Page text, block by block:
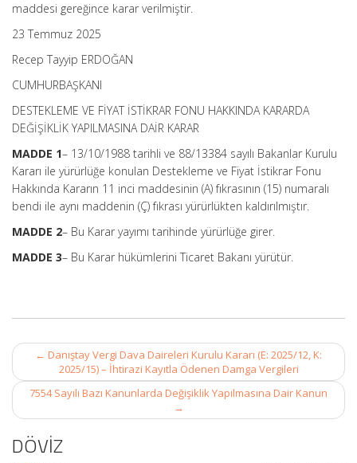
maddesi gereğince karar verilmiştir.
23 Temmuz 2025
Recep Tayyip ERDOĞAN
CUMHURBAŞKANI
DESTEKLEME VE FİYAT İSTİKRAR FONU HAKKINDA KARARDA
DEĞİŞİKLİK YAPILMASINA DAİR KARAR
MADDE 1– 13/10/1988 tarihli ve 88/13384 sayılı Bakanlar Kurulu
Kararı ile yürürlüğe konulan Destekleme ve Fiyat İstikrar Fonu
Hakkında Kararın 11 inci maddesinin (A) fıkrasının (15) numaralı
bendi ile aynı maddenin (Ç) fıkrası yürürlükten kaldırılmıştır.
MADDE 2– Bu Karar yayımı tarihinde yürürlüğe girer.
MADDE 3– Bu Karar hükümlerini Ticaret Bakanı yürütür.
Post
navigation
← Danıştay Vergi Dava Daireleri Kurulu Kararı (E: 2025/12, K:
2025/15) – İhtirazi Kayıtla Ödenen Damga Vergileri
7554 Sayılı Bazı Kanunlarda Değişiklik Yapılmasına Dair Kanun
→
DÖVİZ